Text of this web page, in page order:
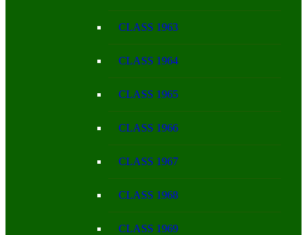
CLASS 1963
CLASS 1964
CLASS 1965
CLASS 1966
CLASS 1967
CLASS 1968
CLASS 1969